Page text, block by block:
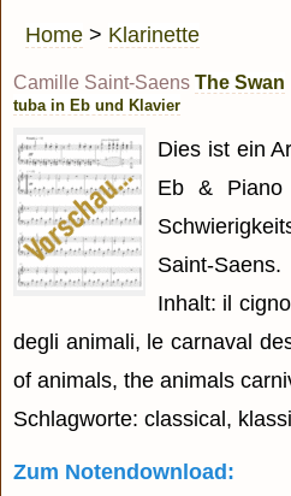
Home > Klarinette
Camille Saint-Saens The Swan
tuba in Eb und Klavier
Dies ist ein
Eb & Piano
Saint-
Inhalt: il
degli animali, le carnaval
of animals, the animals
Schlagworte: classical,
Zum Notendownload: